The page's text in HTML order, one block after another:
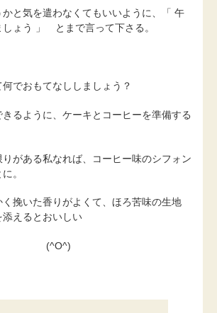
と気を遣わなくてもいいように、「 午
ょう 」 とまで言って下さる。
でおもてなししましょう？
るように、ケーキとコーヒーを準備する
りがある私なれば、コーヒー味のシフォン
。
く挽いた香りがよくて、ほろ苦味の生地
えるとおいしい
(^O^)